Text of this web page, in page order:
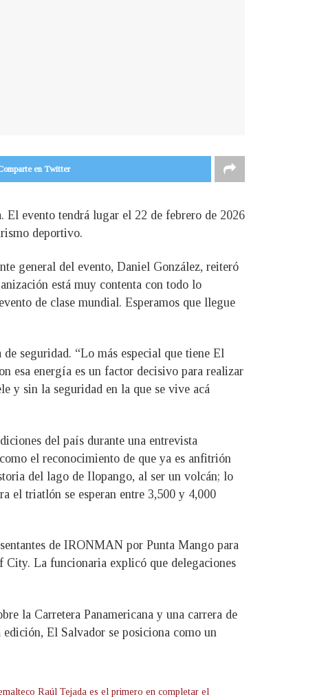
en Twitter
evento tendrá lugar el 22 de febrero de 2026
deportivo.
general del evento, Daniel González, reiteró
está muy contenta con todo lo
de clase mundial. Esperamos que llegue
seguridad. “Lo más especial que tiene El
esa energía es un factor decisivo para realizar
y sin la seguridad en la que se vive acá
del país durante una entrevista
el reconocimiento de que ya es anfitrión
del lago de Ilopango, al ser un volcán; lo
el triatlón se esperan entre 3,500 y 4,000
de IRONMAN por Punta Mango para
City. La funcionaria explicó que delegaciones
la Carretera Panamericana y una carrera de
El Salvador se posiciona como un
Raúl Tejada es el primero en completar el